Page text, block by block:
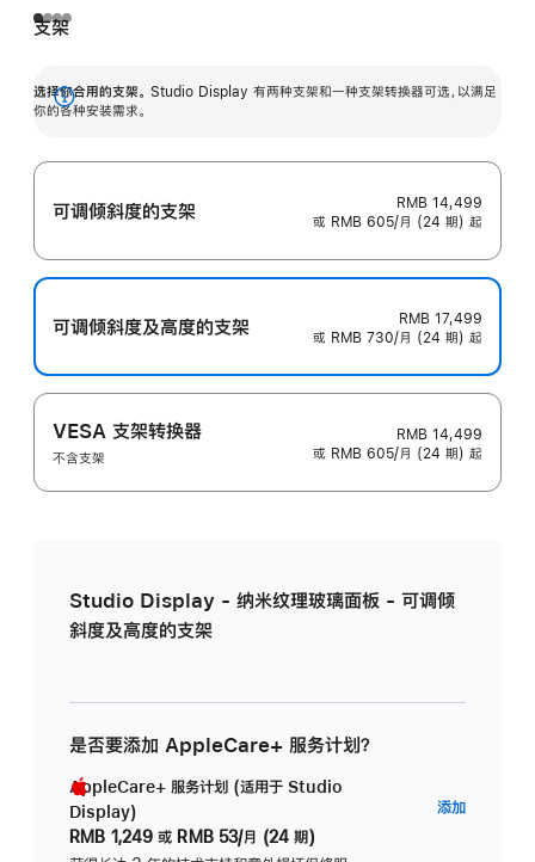
支架
选择你合用的支架。 Studio Display 有两种支架和一种支架转换器可选，以满足
你的各种安装需求。
展
可调倾斜度的支架
RMB 14,499
或 RMB 605/月 (24 期) 起
可调倾斜度及高‍度的支‍架
RMB 17,499
或 RMB 730/月 (24 期) 起
VESA 支架转换器
不含支架
RMB 14,499
或 RMB 605/月 (24 期) 起
Studio Display - 纳米纹理玻璃面板 - 可调倾
斜度及高度的支架
是否要添加 AppleCare+ 服务计划？
AppleCare+ 服务计划 (适用于 Studio
Display)
RMB 1,249 或 RMB 53/月 (24 期)
添加